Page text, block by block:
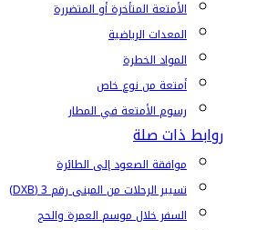
الأمتعة المتأخرة أو المتضررة
المعدات الرياضية
المواد الخطرة
أمتعة من نوع خاص
رسوم الأمتعة في المطار
روابط ذات صلة
موافقة الصعود إلى الطائرة
تسيير الرحلات من المبنى رقم 3 (DXB)
السفر خلال موسم العمرة والحج